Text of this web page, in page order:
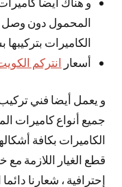
المحمول دون وصل
الكاميرات بتركيبها
أسعار انتركم
و يعمل أيضا فني
جميع أنواع كاميرات
الكاميرات بكافة
قطع الغيار اللازمة مع
إحترافية ، شعارنا دائما